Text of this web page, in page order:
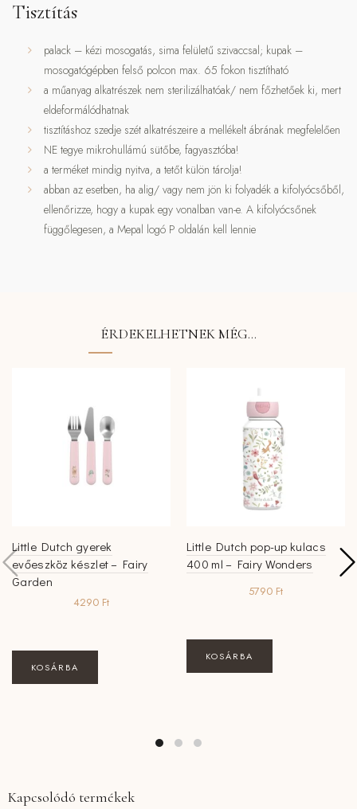
Tisztítás
palack – kézi mosogatás, sima felületű szivaccsal; kupak –
mosogatógépben felső polcon max. 65 fokon tisztítható
a műanyag alkatrészek nem sterilizálhatóak/ nem főzhetőek ki, mert
eldeformálódhatnak
tisztításhoz szedje szét alkatrészeire a mellékelt ábrának megfelelően
NE tegye mikrohullámú sütőbe, fagyasztóba!
a terméket mindig nyitva, a tetőt külön tárolja!
abban az esetben, ha alig/ vagy nem jön ki folyadék a kifolyócsőből,
ellenőrizze, hogy a kupak egy vonalban van-e. A kifolyócsőnek
függőlegesen, a Mepal logó P oldalán kell lennie
ÉRDEKELHETNEK MÉG…
Little Dutch gyerek
evőeszköz készlet – Fairy
Garden
4290 Ft
KOSÁRBA
Little Dutch pop-up kulacs
400 ml – Fairy Wonders
5790 Ft
KOSÁRBA
Kapcsolódó termékek